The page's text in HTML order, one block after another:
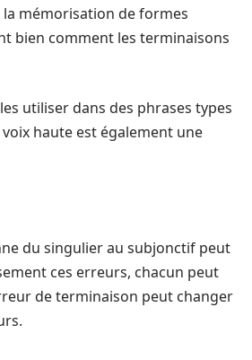
mémorisation de formes
bien comment les terminaisons
utiliser dans des phrases types
haute est également une
du singulier au subjonctif peut
ces erreurs, chacun peut
de terminaison peut changer